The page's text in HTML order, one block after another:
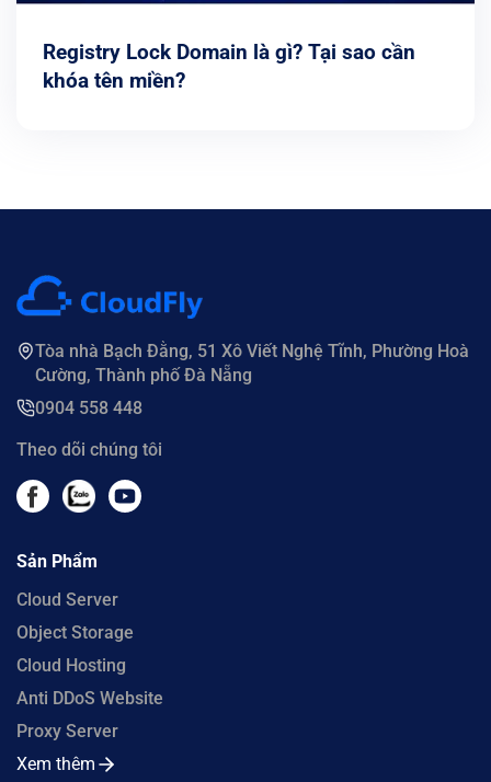
Registry Lock Domain là gì? Tại sao cần
khóa tên miền?
Tòa nhà Bạch Đằng, 51 Xô Viết Nghệ Tĩnh, Phường Hoà
Cường, Thành phố Đà Nẵng
0904 558 448
Theo dõi chúng tôi
Sản Phẩm
Cloud Server
Object Storage
Cloud Hosting
Anti DDoS Website
Proxy Server
Xem thêm